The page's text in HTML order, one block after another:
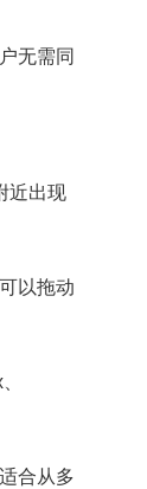
无需同
近出现
以拖动
合从多